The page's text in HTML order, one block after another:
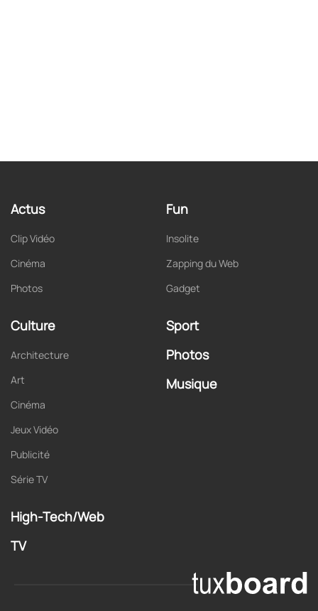
Actus
Clip Vidéo
Cinéma
Photos
Fun
Insolite
Zapping du Web
Gadget
Culture
Architecture
Art
Cinéma
Jeux Vidéo
Publicité
Série TV
Sport
Photos
Musique
High-Tech/Web
TV